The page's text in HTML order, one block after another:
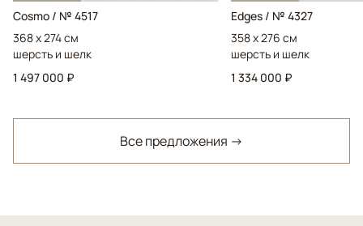
Cosmo / № 4517
368 x 274 см
шерсть и шелк
1 497 000 ₽
Edges / № 4327
358 x 276 см
шерсть и шелк
1 334 000 ₽
Все предложения →